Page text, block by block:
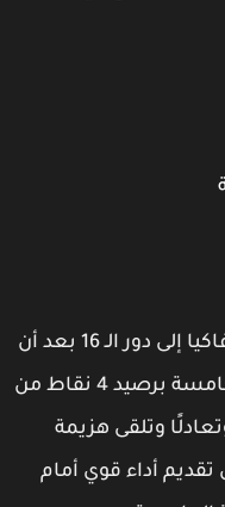
على الجانب الآخر، تأهل منتخب سلوفاكيا إلى دور الـ 16 بعد أن
احتل المركز الثالث في المجموعة الخامسة برصيد 4 نقاط من
وتلقى هزيمة
أداء قوي أمام